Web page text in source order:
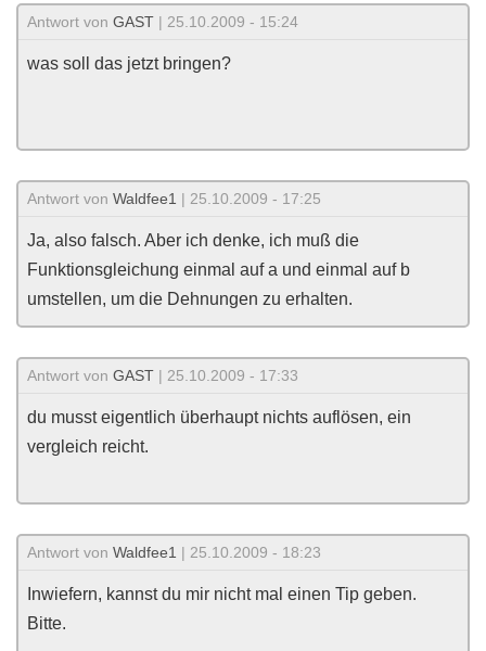
Antwort von GAST | 25.10.2009 - 15:24
was soll das jetzt bringen?
Antwort von Waldfee1 | 25.10.2009 - 17:25
Ja, also falsch. Aber ich denke, ich muß die
Funktionsgleichung einmal auf a und einmal auf b
umstellen, um die Dehnungen zu erhalten.
Antwort von GAST | 25.10.2009 - 17:33
du musst eigentlich überhaupt nichts auflösen, ein
vergleich reicht.
Antwort von Waldfee1 | 25.10.2009 - 18:23
Inwiefern, kannst du mir nicht mal einen Tip geben.
Bitte.